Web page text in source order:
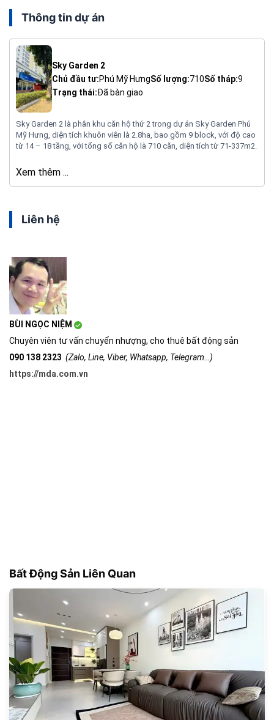
Thông tin dự án
Sky Garden 2
Chủ đầu tư:Phú Mỹ HưngSố lượng:710Số tháp:9
Trạng thái:Đã bàn giao
Sky Garden 2 là phân khu căn hộ thứ 2 trong dự án Sky Garden Phú
Mỹ Hưng, diện tích khuôn viên là 2.8ha, bao gồm 9 block, với độ cao
từ 14 – 18 tầng, với tổng số căn hộ là 710 căn, diện tích từ 71-337m2.
Xem thêm ...
Liên hệ
BÙI NGỌC NIỆM
Chuyên viên tư vấn chuyển nhượng, cho thuê bất động sản
090 138 2323 (Zalo, Line, Viber, Whatsapp, Telegram…)
https://mda.com.vn
Bất Động Sản Liên Quan
180